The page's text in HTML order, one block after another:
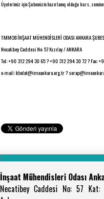
Üyelerimiz için Şubemizin hazırlamış olduğu kurs,
TMMOB İNŞAAT MÜHENDİSLERİ ODASI ANKARA
Necatibey Caddesi No: 57 Kızılay / ANKARA
Tel: +90 312 294 30 65 ? +90 312 294 30 72 ? Fax:
e-mail: hbolat@imoankara.org.tr ?
İnşaat Mühendisleri Odası
Necatibey Caddesi No: 57